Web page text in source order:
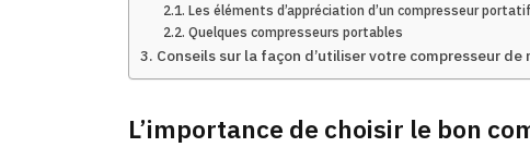
Les éléments d’appréciation d’un compresseur portatif
Quelques compresseurs portables
Conseils sur la façon d’utiliser votre compresseur
L’importance de choisir le bon